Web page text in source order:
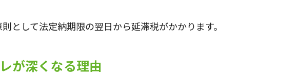
として法定納期限の翌日から延滞税がかかります。
が深くなる理由